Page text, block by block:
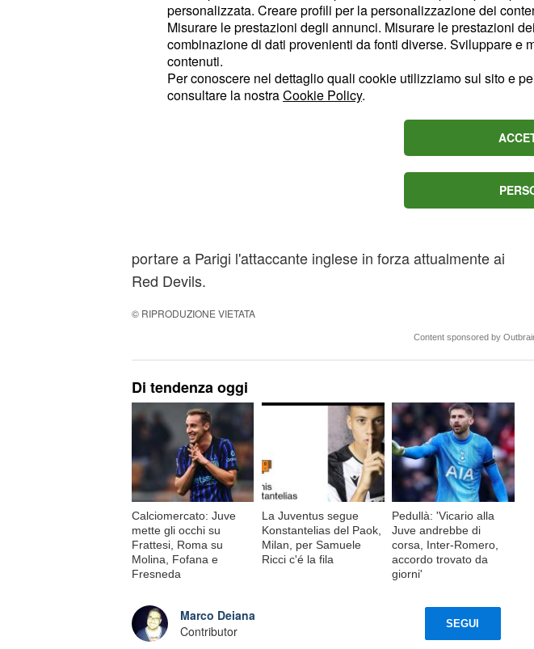
35 e i 45 milioni di
. Il Psg si è dato tempo fino a inizio luglio per trovare
portare a Parigi l'attaccante inglese in forza attualmente ai
Red Devils.
© RIPRODUZIONE VIETATA
Content sponsored by
Di tendenza oggi
Calciomercato: Juve
mette gli occhi su
Frattesi, Roma su
Molina, Fofana e
Fresneda
La Juventus segue
Konstantelias del Paok,
Milan, per Samuele
Ricci c'é la fila
Pedullà: 'Vicario alla
Juve andrebbe di
corsa, Inter-Romero,
accordo trovato da
giorni'
Marco Deiana
Contributor
SEGUI
personalizzata. Creare profili per la personalizzazione dei
Misurare le prestazioni degli annunci. Misurare le prestazioni
combinazione di dati provenienti da fonti diverse. Sviluppare
contenuti.
Per conoscere nel dettaglio quali cookie utilizziamo sul sito e
consultare la nostraCookie Policy.